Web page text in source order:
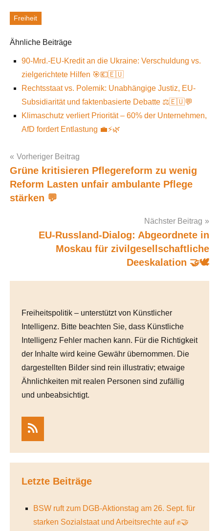
Schlagworte
Freiheit
Ähnliche Beiträge
90-Mrd.-EU-Kredit an die Ukraine: Verschuldung vs.
zielgerichtete Hilfen 🎯💶🇪🇺
Rechtsstaat vs. Polemik: Unabhängige Justiz, EU-
Subsidiarität und faktenbasierte Debatte ⚖️🇪🇺💬
Klimaschutz verliert Priorität – 60% der Unternehmen,
AfD fordert Entlastung 💼⚡️🌿
Post
navigation
Vorheriger Beitrag
Grüne kritisieren Pflegereform zu wenig
Reform Lasten unfair ambulante Pflege
stärken 💬
Nächster Beitrag
EU-Russland-Dialog: Abgeordnete in
Moskau für zivilgesellschaftliche
Deeskalation 🤝🕊️
Freiheitspolitik – unterstützt von Künstlicher
Intelligenz. Bitte beachten Sie, dass Künstliche
Intelligenz Fehler machen kann. Für die Richtigkeit
der Inhalte wird keine Gewähr übernommen. Die
dargestellten Bilder sind rein illustrativ; etwaige
Ähnlichkeiten mit realen Personen sind zufällig
und unbeabsichtigt.
Letzte Beiträge
BSW ruft zum DGB-Aktionstag am 26. Sept. für
starken Sozialstaat und Arbeitsrechte auf ✊🤝